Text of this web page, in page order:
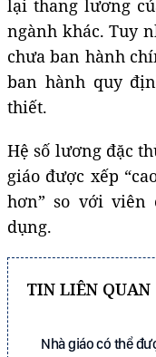
lại thang lương
ngành khác. Tuy
chưa ban hành
ban hành quy
thiết.
Hệ số lương đặc
giáo được xếp
hơn” so với viên
dụng.
TIN LIÊN QUAN
Nhà giáo có thể